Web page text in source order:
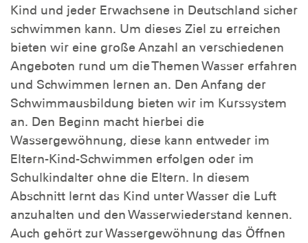
Kind und jeder Erwachsene in Deutschland sicher
schwimmen kann. Um dieses Ziel zu erreichen
bieten wir eine große Anzahl an verschiedenen
Angeboten rund um die Themen Wasser erfahren
und Schwimmen lernen an. Den Anfang der
Schwimmausbildung bieten wir im Kurssystem
an. Den Beginn macht hierbei die
Wassergewöhnung, diese kann entweder im
Eltern-Kind-Schwimmen erfolgen oder im
Schulkindalter ohne die Eltern. In diesem
Abschnitt lernt das Kind unter Wasser die Luft
anzuhalten und den Wasserwiederstand kennen.
Auch gehört zur Wassergewöhnung das Öffnen